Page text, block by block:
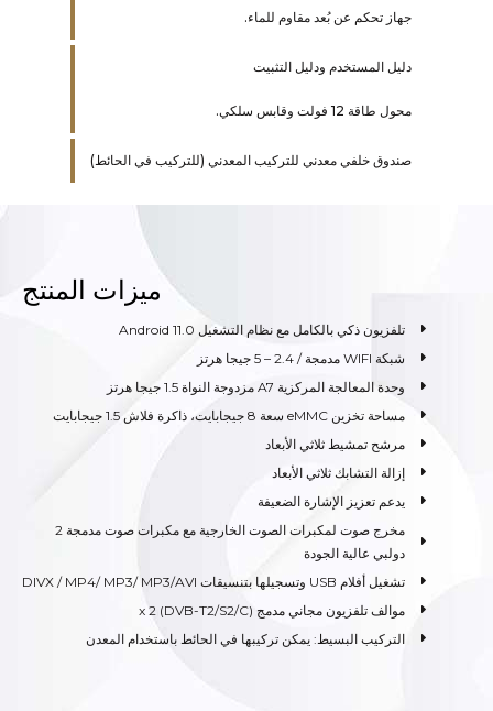
جهاز تحكم عن بُعد مقاوم للماء.
دليل المستخدم ودليل التثبيت
محول طاقة 12 فولت وقابس سلكي.
صندوق خلفي معدني للتركيب المعدني (للتركيب في الحائط)
ميزات المنتج
تلفزيون ذكي بالكامل مع نظام التشغيل Android 11.0
شبكة WIFI مدمجة / 2.4 – 5 جيجا هرتز
وحدة المعالجة المركزية A7 مزدوجة النواة 1.5 جيجا هرتز
مساحة تخزين eMMC سعة 8 جيجابايت، ذاكرة فلاش 1.5 جيجابايت
مرشح تمشيط ثلاثي الأبعاد
إزالة التشابك ثلاثي الأبعاد
يدعم تعزيز الإشارة الضعيفة
مخرج صوت لمكبرات الصوت الخارجية مع مكبرات صوت مدمجة 2
دولبي عالية الجودة
تشغيل أفلام USB وتسجيلها بتنسيقات DIVX / MP4/ MP3/ MP3/AVI
موالف تلفزيون مجاني مدمج (DVB-T2/S2/C) x 2
التركيب البسيط: يمكن تركيبها في الحائط باستخدام المعدن